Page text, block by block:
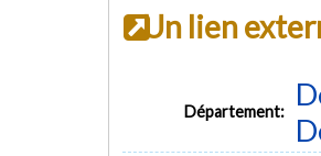
Un lien
Département: